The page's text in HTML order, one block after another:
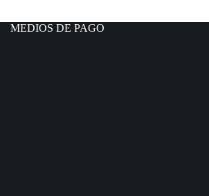
MEDIOS DE PAGO